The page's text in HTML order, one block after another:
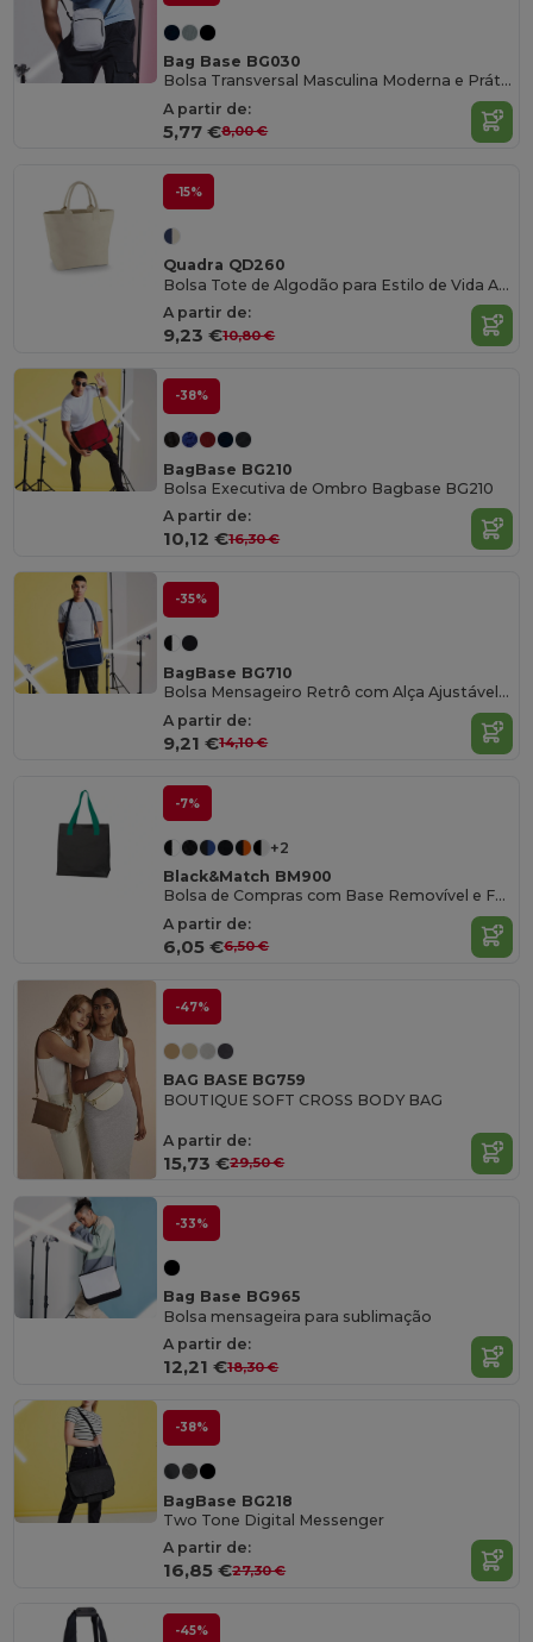
Bag Base BG030
Bolsa Transversal Masculina Moderna e Prática
A partir de:
5,77 €8,00 €
-15%
Quadra QD260
Bolsa Tote de Algodão para Estilo de Vida Ativo
A partir de:
9,23 €10,80 €
-38%
BagBase BG210
Bolsa Executiva de Ombro Bagbase BG210
A partir de:
10,12 €16,30 €
-35%
BagBase BG710
Bolsa Mensageiro Retrô com Alça Ajustável Bagbase
A partir de:
9,21 €14,10 €
-7%
+2
Black&Match BM900
Bolsa de Compras com Base Removível e Fecho Magnético
A partir de:
6,05 €6,50 €
-47%
BAG BASE BG759
BOUTIQUE SOFT CROSS BODY BAG
A partir de:
15,73 €29,50 €
-33%
Bag Base BG965
Bolsa mensageira para sublimação
A partir de:
12,21 €18,30 €
-38%
BagBase BG218
Two Tone Digital Messenger
A partir de:
16,85 €27,30 €
-45%